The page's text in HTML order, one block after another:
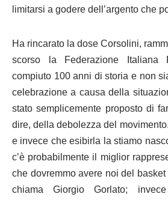
limitarsi a godere dell’argento che
Ha rincarato la dose Corsolini,
scorso la Federazione Italiana
compiuto 100 anni di storia e non
celebrazione a causa della
stato semplicemente proposto di
dire, della debolezza del
e invece che esibirla la stiamo
c’è probabilmente il miglior
che dovremmo avere noi del
chiama Giorgio Gorlato;